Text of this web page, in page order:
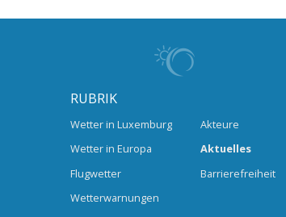
RUBRIK
Wetter in Luxemburg
Wetter in Europa
Flugwetter
Wetterwarnungen
Akteure
Aktuelles
Barrierefreiheit